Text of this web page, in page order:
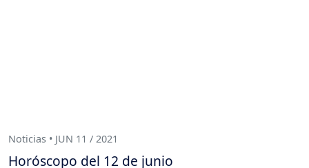
Noticias • JUN 11 / 2021
Horóscopo del 12 de junio